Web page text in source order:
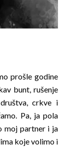
prošle godine
bunt, rušenje
crkve i
Pa, ja pola
moj partner i ja
koje volimo i